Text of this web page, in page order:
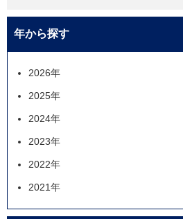
年から探す
2026年
2025年
2024年
2023年
2022年
2021年